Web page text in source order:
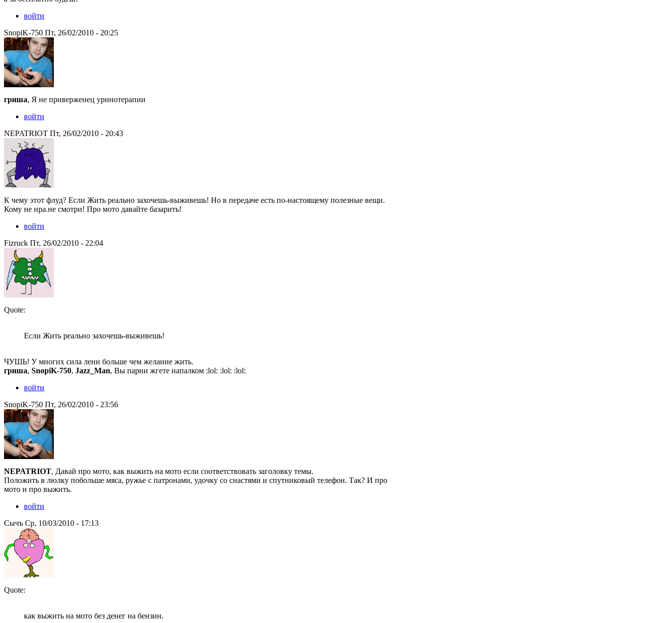
войти
SnopiK-750 Пт, 26/02/2010 - 20:25
гриша, Я не приверженец уринотерапии
войти
NEPATRIOT Пт, 26/02/2010 - 20:43
К чему этот флуд? Если Жить реально захочешь-выживешь! Но в передаче есть по-настоящему полезные вещи.
Кому не нра.не смотри! Про мото давайте базарить!
войти
Fizruck Пт, 26/02/2010 - 22:04
Quote:
Если Жить реально захочешь-выживешь!
ЧУШЬ! У многих сила лени больше чем желание жить.
гриша, SnopiK-750, Jazz_Man, Вы парни жгете напалком :lol: :lol: :lol:
войти
SnopiK-750 Пт, 26/02/2010 - 23:56
NEPATRIOT, Давай про мото, как выжить на мото если соответствовать заголовку темы.
Положить в люлку побольше мяса, ружье с патронами, удочку со снастями и спутниковый телефон. Так? И про
мото и про выжить.
войти
Сычъ Ср, 10/03/2010 - 17:13
Quote:
как выжить на мото без денег на бензин.